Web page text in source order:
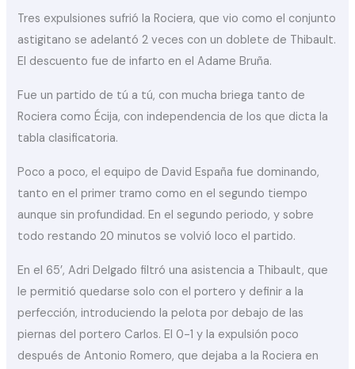
Tres expulsiones sufrió la Rociera, que vio como el conjunto
astigitano se adelantó 2 veces con un doblete de Thibault.
El descuento fue de infarto en el Adame Bruña.
Fue un partido de tú a tú, con mucha briega tanto de
Rociera como Écija, con independencia de los que dicta la
tabla clasificatoria.
Poco a poco, el equipo de David España fue dominando,
tanto en el primer tramo como en el segundo tiempo
aunque sin profundidad. En el segundo periodo, y sobre
todo restando 20 minutos se volvió loco el partido.
En el 65’, Adri Delgado filtró una asistencia a Thibault, que
le permitió quedarse solo con el portero y definir a la
perfección, introduciendo la pelota por debajo de las
piernas del portero Carlos. El 0-1 y la expulsión poco
después de Antonio Romero, que dejaba a la Rociera en